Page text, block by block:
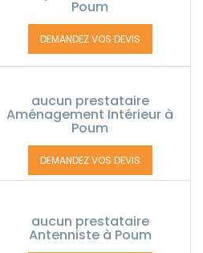
Poum
DEMANDEZ VOS DEVIS
aucun prestataire
Aménagement Intérieur à
Poum
DEMANDEZ VOS DEVIS
aucun prestataire
Antenniste à Poum